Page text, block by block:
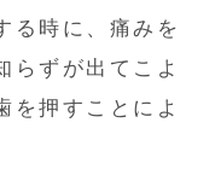
る時に、痛みを
らずが出てこよ
を押すことによ